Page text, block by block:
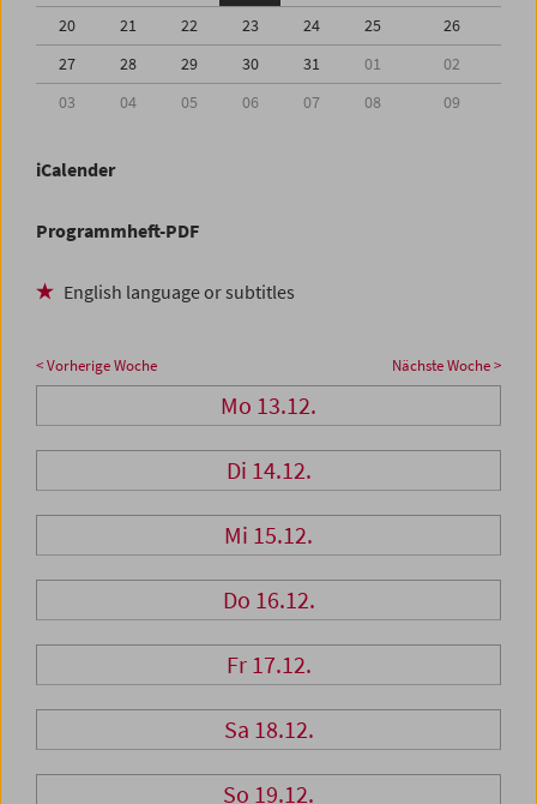
20
21 22 23 24 25
26
27
28 29 30 31 01
02
03
04 05 06 07 08 09
iCalender
Programmheft-PDF
English language or subtitles
< Vorherige Woche Nächste Woche >
Mo 13.12.
Di 14.12.
Mi 15.12.
Do 16.12.
Fr 17.12.
Sa 18.12.
So 19.12.